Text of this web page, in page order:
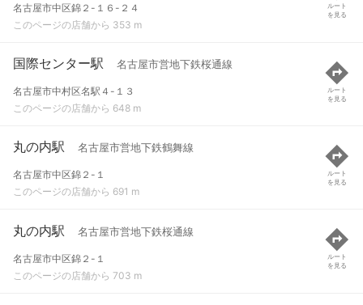
名古屋市中区錦２-１６-２４
このページの店舗から 353 m
ルート
を見る
国際センター駅 名古屋市営地下鉄桜通線
名古屋市中村区名駅４-１３
このページの店舗から 648 m
ルート
を見る
丸の内駅 名古屋市営地下鉄鶴舞線
名古屋市中区錦２-１
このページの店舗から 691 m
ルート
を見る
丸の内駅 名古屋市営地下鉄桜通線
名古屋市中区錦２-１
このページの店舗から 703 m
ルート
を見る